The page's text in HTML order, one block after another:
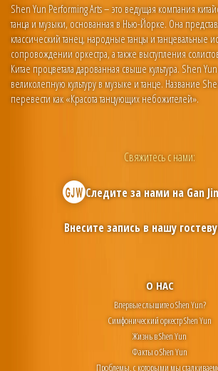
Shen Yun Performing Arts – это ведущая компания
танца и музыки, основанная в Нью-Йорке. Она
классический танец, народные танцы и танцевальные
сопровождении оркестра, а также выступления
Китае процветала дарованная свыше культура. Shen
великолепную культуру в музыке и танце. Название
перевести как «Красота танцующих небожителей».
О НАС
Впервые слышите о Shen Yun?
Симфонический оркестр Shen Yun
Жизнь в Shen Yun
Факты о Shen Yun
Проблемы, с которыми мы
Свяжитесь с нами:
Следите за нами наGan
Внесите запись в нашу